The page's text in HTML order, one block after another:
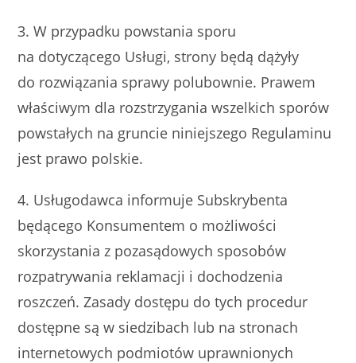
3. W przypadku powstania sporu
na dotyczącego Usługi, strony będą dążyły
do rozwiązania sprawy polubownie. Prawem
właściwym dla rozstrzygania wszelkich sporów
powstałych na gruncie niniejszego Regulaminu
jest prawo polskie.
4. Usługodawca informuje Subskrybenta
będącego Konsumentem o możliwości
skorzystania z pozasądowych sposobów
rozpatrywania reklamacji i dochodzenia
roszczeń. Zasady dostępu do tych procedur
dostępne są w siedzibach lub na stronach
internetowych podmiotów uprawnionych